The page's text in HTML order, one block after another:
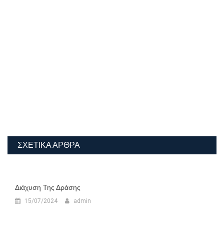
ΣΧΕΤΙΚΆ ΆΡΘΡΑ
Διάχυση Της Δράσης
15/07/2024 admin